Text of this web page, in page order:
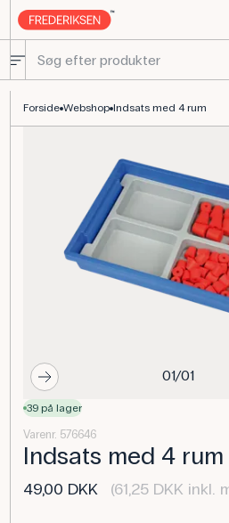
Forside Webshop Indsats med 4 rum
01/01
39 på lager
Varenr. 576646
Indsats med 4 rum
49,00 DKK (61,25 DKK inkl.